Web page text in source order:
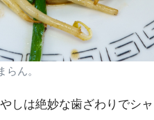
ん。
しは絶妙な歯ざわりでシ